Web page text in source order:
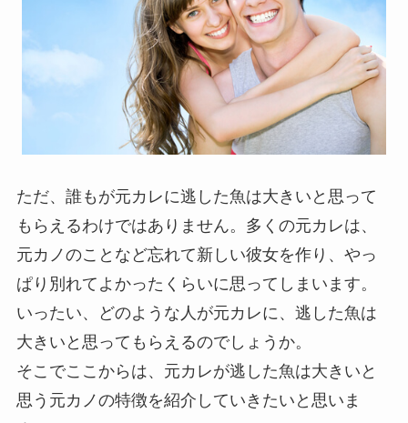
ただ、誰もが元カレに逃した魚は大きいと思って
もらえるわけではありません。多くの元カレは、
元カノのことなど忘れて新しい彼女を作り、やっ
ぱり別れてよかったくらいに思ってしまいます。
いったい、どのような人が元カレに、逃した魚は
大きいと思ってもらえるのでしょうか。
そこでここからは、元カレが逃した魚は大きいと
思う元カノの特徴を紹介していきたいと思いま